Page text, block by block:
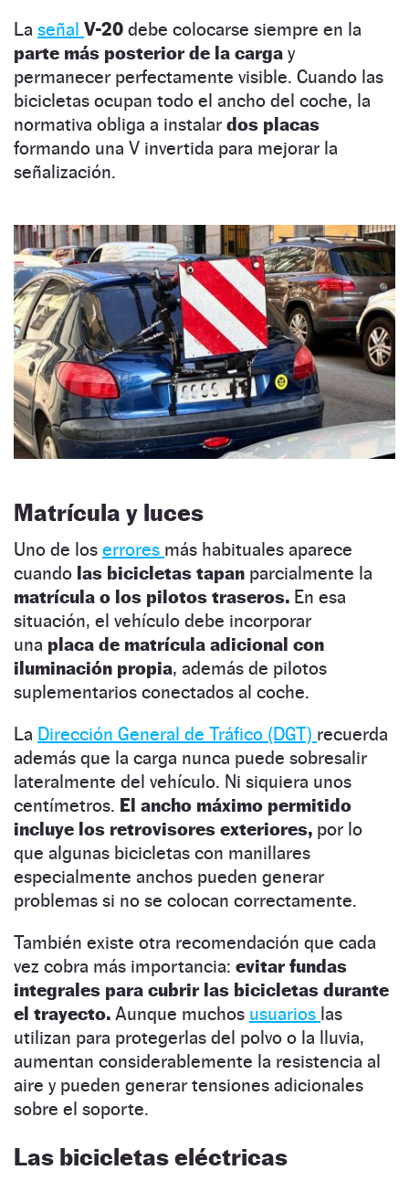
La señal V-20 debe colocarse siempre en la
parte más posterior de la carga y
permanecer perfectamente visible. Cuando las
bicicletas ocupan todo el ancho del coche, la
normativa obliga a instalar dos placas
formando una V invertida para mejorar la
señalización.
Matrícula y luces
Uno de los errores más habituales aparece
cuando las bicicletas tapan parcialmente la
matrícula o los pilotos traseros. En esa
situación, el vehículo debe incorporar
una placa de matrícula adicional con
iluminación propia, además de pilotos
suplementarios conectados al coche.
La Dirección General de Tráfico (DGT) recuerda
además que la carga nunca puede sobresalir
lateralmente del vehículo. Ni siquiera unos
centímetros. El ancho máximo permitido
incluye los retrovisores exteriores, por lo
que algunas bicicletas con manillares
especialmente anchos pueden generar
problemas si no se colocan correctamente.
También existe otra recomendación que cada
vez cobra más importancia: evitar fundas
integrales para cubrir las bicicletas durante
el trayecto. Aunque muchos usuarios las
utilizan para protegerlas del polvo o la lluvia,
aumentan considerablemente la resistencia al
aire y pueden generar tensiones adicionales
sobre el soporte.
Las bicicletas eléctricas